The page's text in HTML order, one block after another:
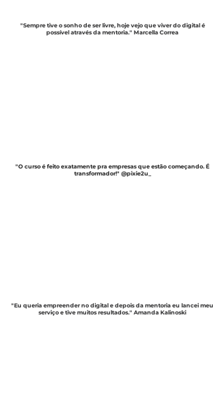
"Sempre tive o sonho de ser livre, hoje vejo que viver do digital é
possível através da mentoria." Marcella Correa
"O curso é feito exatamente pra empresas que estão começando. É
transformador!" @pixie2u_
"Eu queria empreender no digital e depois da mentoria eu lancei meu
serviço e tive muitos resultados." Amanda Kalinoski